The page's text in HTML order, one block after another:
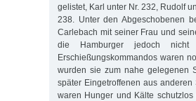
gelistet, Karl unter Nr. 232, Rudolf
238. Unter den Abgeschobenen
Carlebach mit seiner Frau und
die Hamburger jedoch
Erschießungskommandos waren
wurden sie zum nahe gelegenen
später Eingetroffenen aus
waren Hunger und Kälte